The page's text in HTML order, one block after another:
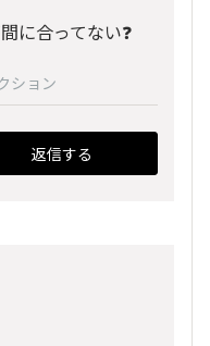
に合ってない❓️
ション
返信する